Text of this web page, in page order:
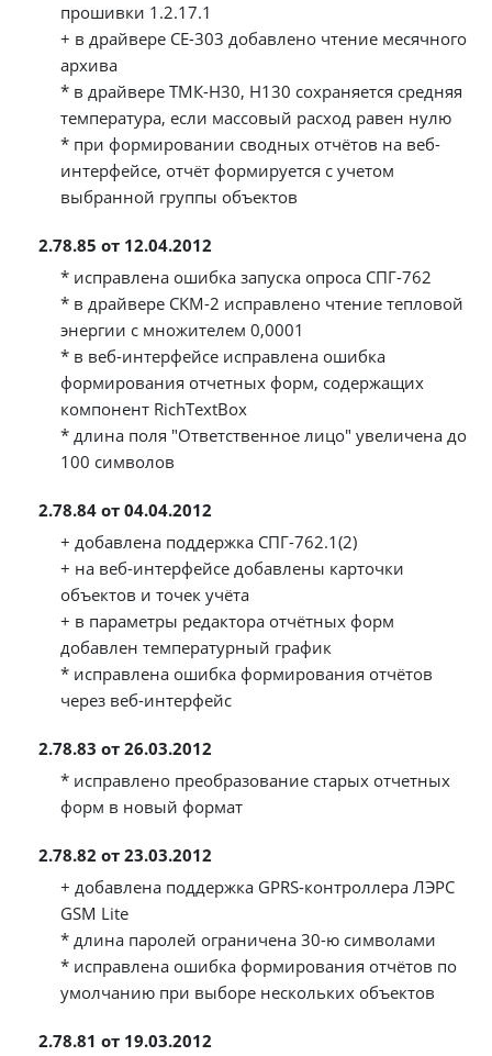
прошивки 1.2.17.1
+ в драйвере СЕ-303 добавлено чтение месячного
архива
* в драйвере ТМК-Н30, Н130 сохраняется средняя
температура, если массовый расход равен нулю
* при формировании сводных отчётов на веб-
интерфейсе, отчёт формируется с учетом
выбранной группы объектов
2.78.85 от 12.04.2012
* исправлена ошибка запуска опроса СПГ-762
* в драйвере СКМ-2 исправлено чтение тепловой
энергии с множителем 0,0001
* в веб-интерфейсе исправлена ошибка
формирования отчетных форм, содержащих
компонент RichTextBox
* длина поля "Ответственное лицо" увеличена до
100 символов
2.78.84 от 04.04.2012
+ добавлена поддержка СПГ-762.1(2)
+ на веб-интерфейсе добавлены карточки
объектов и точек учёта
+ в параметры редактора отчётных форм
добавлен температурный график
* исправлена ошибка формирования отчётов
через веб-интерфейс
2.78.83 от 26.03.2012
* исправлено преобразование старых отчетных
форм в новый формат
2.78.82 от 23.03.2012
+ добавлена поддержка GPRS-контроллера ЛЭРС
GSM Lite
* длина паролей ограничена 30-ю символами
* исправлена ошибка формирования отчётов по
умолчанию при выборе нескольких объектов
2.78.81 от 19.03.2012